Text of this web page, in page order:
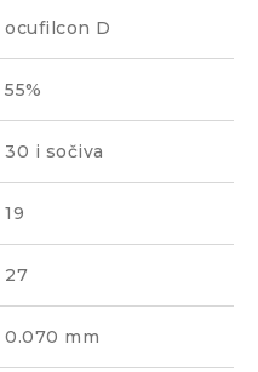
ocufilcon D
55%
30 i sočiva
19
27
0.070 mm